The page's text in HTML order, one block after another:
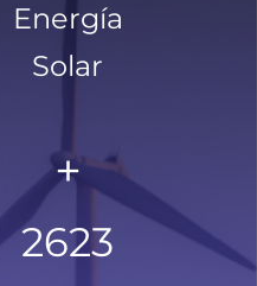
Energía
Solar
+
2623